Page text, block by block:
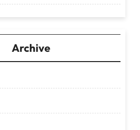
Archive